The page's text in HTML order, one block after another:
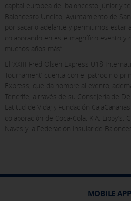
capital europea del baloncesto júnior y
Baloncesto Unelco, Ayuntamiento de
por sacarlo adelante y permitirnos estar
colaborando en este magnífico evento y
muchos años más”.
El ‘XXIII Fred Olsen Express U18
Tournament’ cuenta con el patrocinio
Express, que da nombre al evento,
Tenerife, a través de su Consejería de
Latitud de Vida; y Fundación
colaboración de Coca-Cola, KIA, Libby’s,
Naves y la Federación Insular de
MOBILE APP